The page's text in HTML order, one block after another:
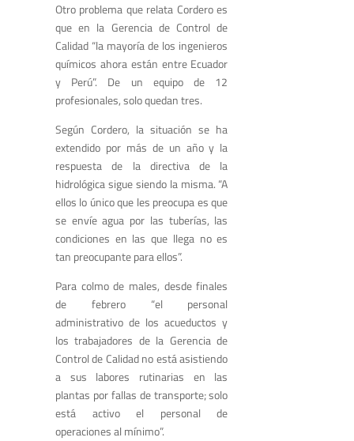
Otro problema que relata Cordero es
que en la Gerencia de Control de
Calidad “la mayoría de los ingenieros
químicos ahora están entre Ecuador
y Perú”. De un equipo de 12
profesionales, solo quedan tres.
Según Cordero, la situación se ha
extendido por más de un año y la
respuesta de la directiva de la
hidrológica sigue siendo la misma. “A
ellos lo único que les preocupa es que
se envíe agua por las tuberías, las
condiciones en las que llega no es
tan preocupante para ellos”.
Para colmo de males, desde finales
de febrero “el personal
administrativo de los acueductos y
los trabajadores de la Gerencia de
Control de Calidad no está asistiendo
a sus labores rutinarias en las
plantas por fallas de transporte; solo
está activo el personal de
operaciones al mínimo”.